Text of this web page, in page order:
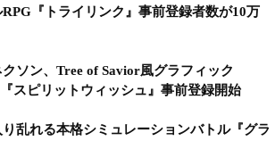
『トライリンク』事前登録者数が10万
クソン、Tree of Savior風グラフィック
スピリットウィッシュ』事前登録開始
乱れる本格シミュレーションバトル『グラ